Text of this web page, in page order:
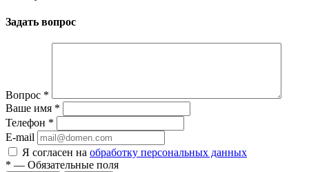
Задать вопрос
Вопрос *
Ваше имя *
Телефон *
E-mail
Я согласен на обработку персональных данных
* — Обязательные поля